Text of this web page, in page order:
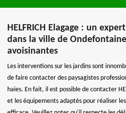
HELFRICH Elagage : un
dans la ville de
avoisinantes
Les interventions sur les jardins sont
de faire contacter des paysagistes
haies. En fait, il est possible de contacter
et les équipements adaptés pour réaliser